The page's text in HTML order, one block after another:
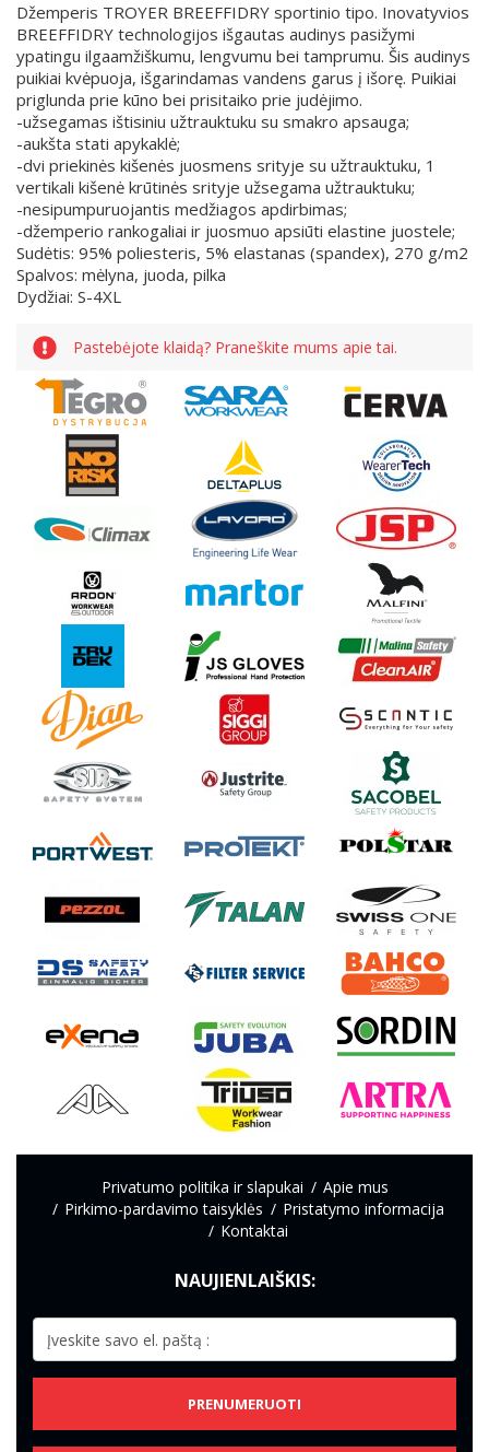
Džemperis TROYER BREEFFIDRY sportinio tipo. Inovatyvios
BREEFFIDRY technologijos išgautas audinys pasižymi
ypatingu ilgaamžiškumu, lengvumu bei tamprumu. Šis audinys
puikiai kvėpuoja, išgarindamas vandens garus į išorę. Puikiai
priglunda prie kūno bei prisitaiko prie judėjimo.
-užsegamas ištisiniu užtrauktuku su smakro apsauga;
-aukšta stati apykaklė;
-dvi priekinės kišenės juosmens srityje su užtrauktuku, 1
vertikali kišenė krūtinės srityje užsegama užtrauktuku;
-nesipumpuruojantis medžiagos apdirbimas;
-džemperio rankogaliai ir juosmuo apsiūti elastine juostele;
Sudėtis: 95% poliesteris, 5% elastanas (spandex), 270 g/m2
Spalvos: mėlyna, juoda, pilka
Dydžiai: S-4XL
Pastebėjote klaidą? Praneškite mums apie tai.
Privatumo politika ir slapukai
Apie mus
Pirkimo-pardavimo taisyklės
Pristatymo informacija
Kontaktai
NAUJIENLAIŠKIS:
PRENUMERUOTI